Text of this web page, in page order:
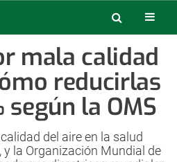
mala calidad
reducirlas
la OMS
del aire en la salud
y la Organización Mundial de